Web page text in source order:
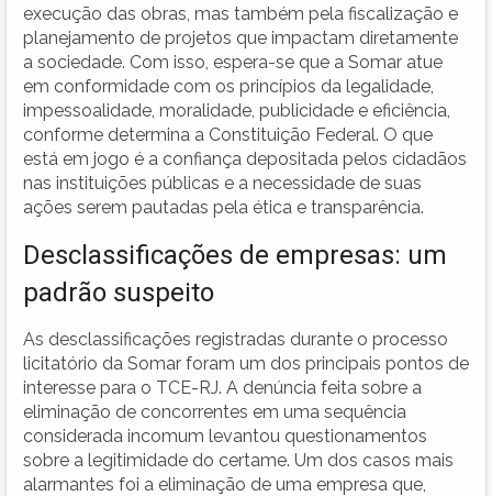
execução das obras, mas também pela fiscalização e
planejamento de projetos que impactam diretamente
a sociedade. Com isso, espera-se que a Somar atue
em conformidade com os princípios da legalidade,
impessoalidade, moralidade, publicidade e eficiência,
conforme determina a Constituição Federal. O que
está em jogo é a confiança depositada pelos cidadãos
nas instituições públicas e a necessidade de suas
ações serem pautadas pela ética e transparência.
Desclassificações de empresas: um
padrão suspeito
As desclassificações registradas durante o processo
licitatório da Somar foram um dos principais pontos de
interesse para o TCE-RJ. A denúncia feita sobre a
eliminação de concorrentes em uma sequência
considerada incomum levantou questionamentos
sobre a legitimidade do certame. Um dos casos mais
alarmantes foi a eliminação de uma empresa que,